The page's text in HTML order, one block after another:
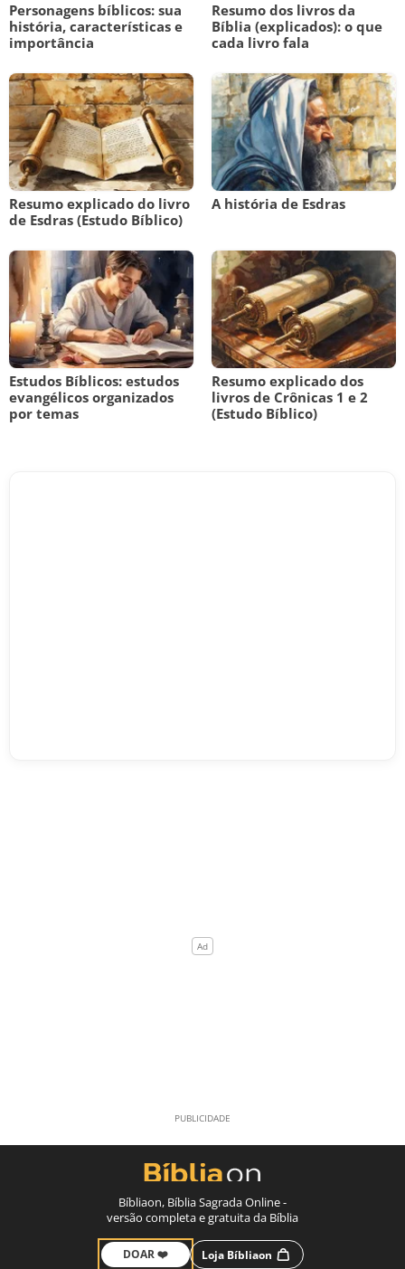
Personagens bíblicos: sua
história, características e
importância
Resumo dos livros da
Bíblia (explicados): o que
cada livro fala
Resumo explicado do livro
de Esdras (Estudo Bíblico)
A história de Esdras
Estudos Bíblicos: estudos
evangélicos organizados
por temas
Resumo explicado dos
livros de Crônicas 1 e 2
(Estudo Bíblico)
Bíbliaon, Bíblia Sagrada Online -
versão completa e gratuita da Bíblia
DOAR ❤️ Loja Bíbliaon